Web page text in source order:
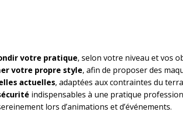
votre pratique, selon votre niveau et vos
votre propre style, afin de proposer des
actuelles, adaptées aux contraintes du
indispensables à une pratique
lors d’animations et d’événements.